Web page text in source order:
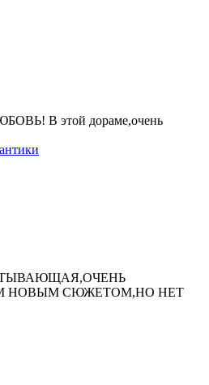
В этой дораме,очень
НОВЫМ СЮЖЕТОМ,НО НЕТ